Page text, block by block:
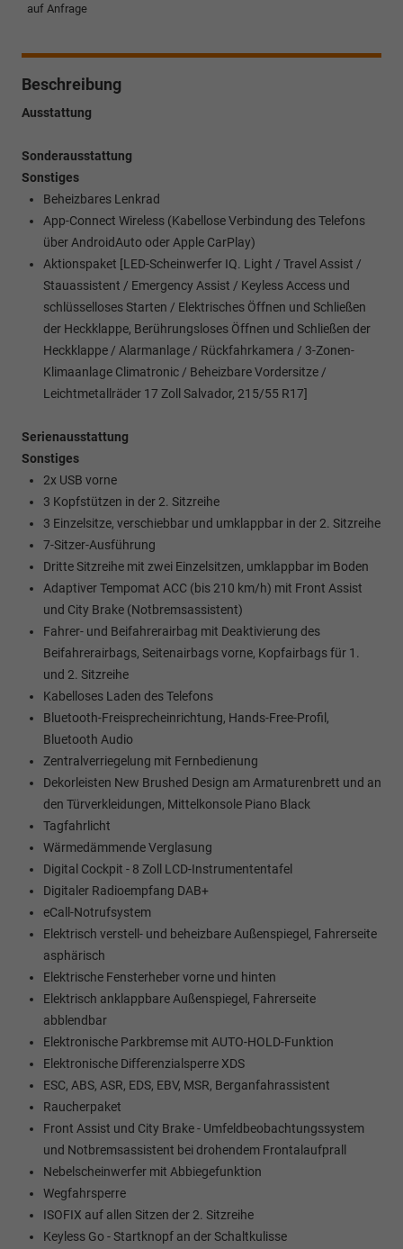
auf Anfrage
Beschreibung
Ausstattung
Sonderausstattung
Sonstiges
Beheizbares Lenkrad
App-Connect Wireless (Kabellose Verbindung des Telefons
über AndroidAuto oder Apple CarPlay)
Aktionspaket [LED-Scheinwerfer IQ. Light / Travel Assist /
Stauassistent / Emergency Assist / Keyless Access und
schlüsselloses Starten / Elektrisches Öffnen und Schließen
der Heckklappe, Berührungsloses Öffnen und Schließen der
Heckklappe / Alarmanlage / Rückfahrkamera / 3-Zonen-
Klimaanlage Climatronic / Beheizbare Vordersitze /
Leichtmetallräder 17 Zoll Salvador, 215/55 R17]
Serienausstattung
Sonstiges
2x USB vorne
3 Kopfstützen in der 2. Sitzreihe
3 Einzelsitze, verschiebbar und umklappbar in der 2. Sitzreihe
7-Sitzer-Ausführung
Dritte Sitzreihe mit zwei Einzelsitzen, umklappbar im Boden
Adaptiver Tempomat ACC (bis 210 km/h) mit Front Assist
und City Brake (Notbremsassistent)
Fahrer- und Beifahrerairbag mit Deaktivierung des
Beifahrerairbags, Seitenairbags vorne, Kopfairbags für 1.
und 2. Sitzreihe
Kabelloses Laden des Telefons
Bluetooth-Freisprecheinrichtung, Hands-Free-Profil,
Bluetooth Audio
Zentralverriegelung mit Fernbedienung
Dekorleisten New Brushed Design am Armaturenbrett und an
den Türverkleidungen, Mittelkonsole Piano Black
Tagfahrlicht
Wärmedämmende Verglasung
Digital Cockpit - 8 Zoll LCD-Instrumententafel
Digitaler Radioempfang DAB+
eCall-Notrufsystem
Elektrisch verstell- und beheizbare Außenspiegel, Fahrerseite
asphärisch
Elektrische Fensterheber vorne und hinten
Elektrisch anklappbare Außenspiegel, Fahrerseite
abblendbar
Elektronische Parkbremse mit AUTO-HOLD-Funktion
Elektronische Differenzialsperre XDS
ESC, ABS, ASR, EDS, EBV, MSR, Berganfahrassistent
Raucherpaket
Front Assist und City Brake - Umfeldbeobachtungssystem
und Notbremsassistent bei drohendem Frontalaufprall
Nebelscheinwerfer mit Abbiegefunktion
Wegfahrsperre
ISOFIX auf allen Sitzen der 2. Sitzreihe
Keyless Go - Startknopf an der Schaltkulisse